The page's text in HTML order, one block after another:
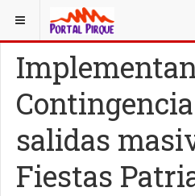
ESTÁ AQUÍ: NOTICIAS
salidas
Fiestas